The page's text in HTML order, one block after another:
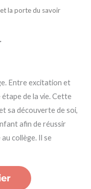
la porte du savoir
Entre excitation et
de la vie. Cette
sa découverte de soi,
afin de réussir
collège. Il se